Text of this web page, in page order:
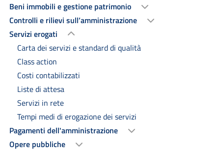
Beni immobili e gestione patrimonio
Controlli e rilievi sull’amministrazione
Servizi erogati
Carta dei servizi e standard di qualità
Class action
Costi contabilizzati
Liste di attesa
Servizi in rete
Tempi medi di erogazione dei servizi
Pagamenti dell'amministrazione
Opere pubbliche